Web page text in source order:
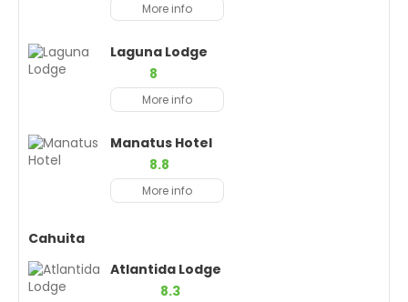
More info
Laguna Lodge
8
More info
Manatus Hotel
8.8
More info
Cahuita
Atlantida Lodge
8.3